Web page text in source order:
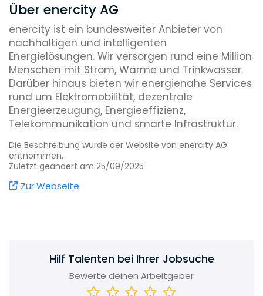
Über enercity AG
enercity ist ein bundesweiter Anbieter von
nachhaltigen und intelligenten
Energielösungen. Wir versorgen rund eine Million
Menschen mit Strom, Wärme und Trinkwasser.
Darüber hinaus bieten wir energienahe Services
rund um Elektromobilität, dezentrale
Energieerzeugung, Energieeffizienz,
Telekommunikation und smarte Infrastruktur.
Die Beschreibung wurde der Website von enercity AG
entnommen.
Zuletzt geändert am 25/09/2025
Zur Webseite
Hilf Talenten bei Ihrer Jobsuche
Bewerte deinen Arbeitgeber